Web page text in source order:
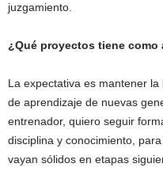
juzgamiento.
¿Qué proyectos tiene
La expectativa es mantener
de aprendizaje de nuevas
entrenador, quiero seguir
disciplina y conocimiento,
vayan sólidos en etapas